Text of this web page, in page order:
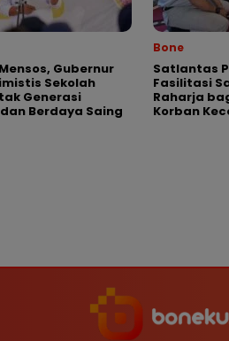
Gubernur
Sekolah
Generasi
Berdaya Saing
Bone
Satlantas
Fasilitasi
Raharja
Korban